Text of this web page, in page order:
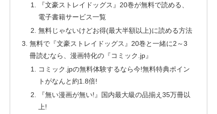
『文豪ストレイドッグス』20巻が無料で読める、
電子書籍サービス一覧
無料じゃないけどお得(最大半額以上)に読める方法
無料で『文豪ストレイドッグス』20巻と一緒に2～3
冊読むなら、漫画特化の『コミック.jp』
コミック.jpの無料体験するなら今!無料特典ポイン
トがなんと約1.8倍!
『無い漫画が無い!』国内最大級の品揃え35万冊以
上!